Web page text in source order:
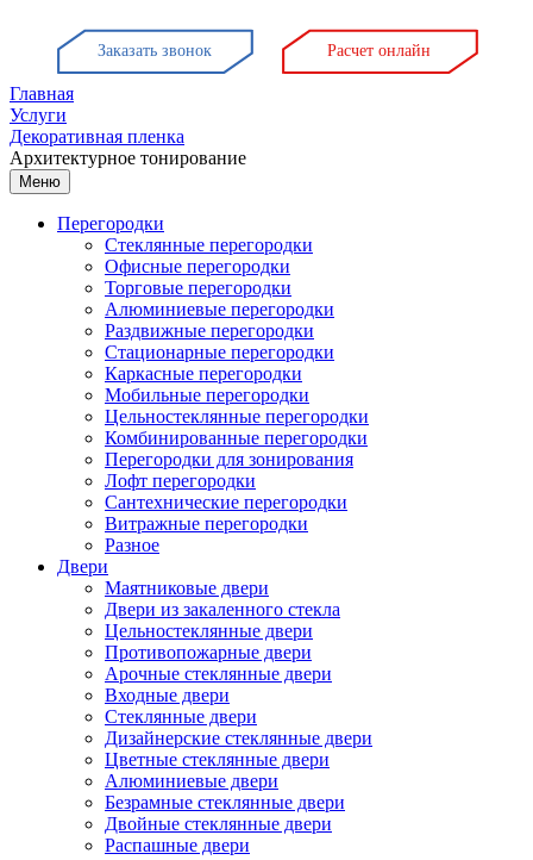
Заказать звонок Расчет онлайн
Главная
Услуги
Декоративная пленка
Архитектурное тонирование
Меню
Перегородки
Стеклянные перегородки
Офисные перегородки
Торговые перегородки
Алюминиевые перегородки
Раздвижные перегородки
Стационарные перегородки
Каркасные перегородки
Мобильные перегородки
Цельностеклянные перегородки
Комбинированные перегородки
Перегородки для зонирования
Лофт перегородки
Сантехнические перегородки
Витражные перегородки
Разное
Двери
Маятниковые двери
Двери из закаленного стекла
Цельностеклянные двери
Противопожарные двери
Арочные стеклянные двери
Входные двери
Стеклянные двери
Дизайнерские стеклянные двери
Цветные стеклянные двери
Алюминиевые двери
Безрамные стеклянные двери
Двойные стеклянные двери
Распашные двери